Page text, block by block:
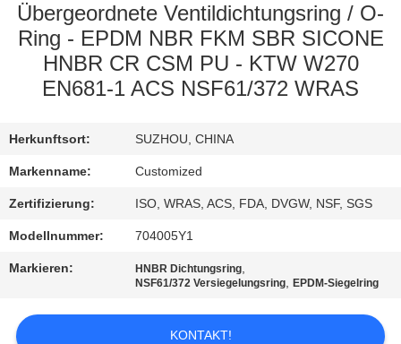
FABRIK-
AUSFLUG
TRETEN
SIE
MIT
UNS
VERBINDUNG
Übergeordnete Ventildichtungsring / O-
Ring - EPDM NBR FKM SBR SICONE
HNBR CR CSM PU - KTW W270
EN681-1 ACS NSF61/372 WRAS
Herkunftsort: SUZHOU, CHINA
Markenname: Customized
Zertifizierung: ISO, WRAS, ACS, FDA, DVGW, NSF, SGS
Modellnummer: 704005Y1
Markieren: HNBR Dichtungsring,
NSF61/372 Versiegelungsring,EPDM-Siegelring
KONTAKT!